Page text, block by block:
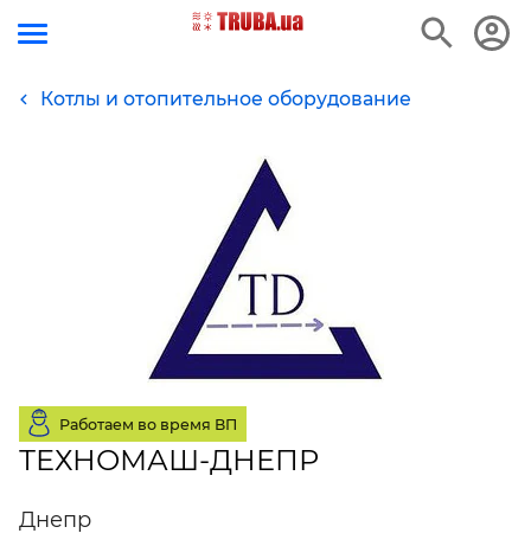
Котлы и отопительное оборудование
Работаем во время ВП
ТЕХНОМАШ-ДНЕПР
Днепр